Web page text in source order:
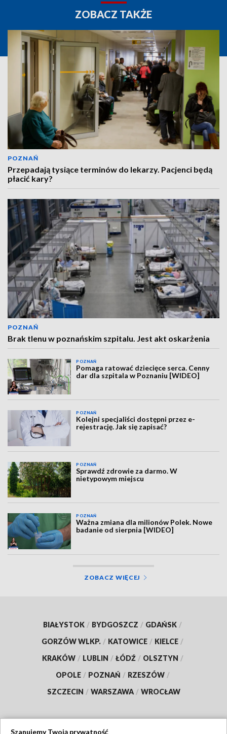
ZOBACZ TAKŻE
POZNAŃ
Przepadają tysiące terminów do lekarzy. Pacjenci będą
płacić kary?
POZNAŃ
Brak tlenu w poznańskim szpitalu. Jest akt oskarżenia
POZNAŃ
Pomaga ratować dziecięce serca. Cenny
dar dla szpitala w Poznaniu [WIDEO]
POZNAŃ
Kolejni specjaliści dostępni przez e-
rejestrację. Jak się zapisać?
POZNAŃ
Sprawdź zdrowie za darmo. W
nietypowym miejscu
POZNAŃ
Ważna zmiana dla milionów Polek. Nowe
badanie od sierpnia [WIDEO]
ZOBACZ WIĘCEJ
BIAŁYSTOK / BYDGOSZCZ / GDAŃSK /
GORZÓW WLKP. / KATOWICE / KIELCE /
KRAKÓW / LUBLIN / ŁÓDŹ / OLSZTYN /
OPOLE / POZNAŃ / RZESZÓW /
SZCZECIN / WARSZAWA / WROCŁAW
Szanujemy Twoją prywatność